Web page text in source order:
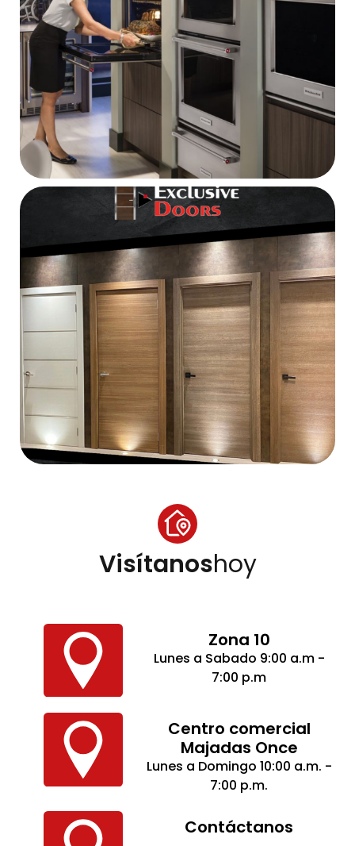
Visítanoshoy
Zona 10
Lunes a Sabado 9:00 a.m -
7:00 p.m
Centro comercial
Majadas Once
Lunes a Domingo 10:00 a.m. -
7:00 p.m.
Contáctanos